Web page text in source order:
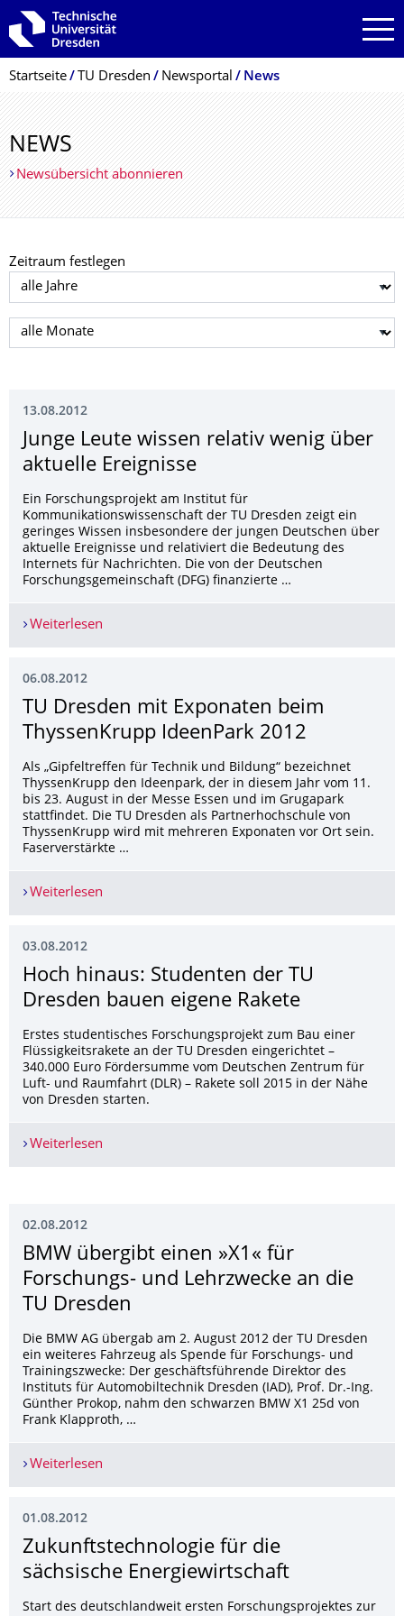
Zur Hauptnavigation springen
Zur Suche springen
Zum Inhalt springen
Breadcrumb-Menü
Startseite TU Dresden Newsportal News
NEWS
Newsübersicht abonnieren
Zeitraum festlegen
Jahr auswählen
Monat auswählen
13.08.2012
Junge Leute wissen relativ wenig über
aktuelle Ereignisse
Ein Forschungsprojekt am Institut für
Kommunikationswissenschaft der TU Dresden zeigt ein
geringes Wissen insbesondere der jungen Deutschen über
aktuelle Ereignisse und relativiert die Bedeutung des
Internets für Nachrichten. Die von der Deutschen
Forschungsgemeinschaft (DFG) finanzierte …
Weiterlesen
06.08.2012
TU Dresden mit Exponaten beim
ThyssenKrupp IdeenPark 2012
Als „Gipfeltreffen für Technik und Bildung“ bezeichnet
ThyssenKrupp den Ideenpark, der in diesem Jahr vom 11.
bis 23. August in der Messe Essen und im Grugapark
stattfindet. Die TU Dresden als Partnerhochschule von
ThyssenKrupp wird mit mehreren Exponaten vor Ort sein.
Faserverstärkte …
Weiterlesen
03.08.2012
Hoch hinaus: Studenten der TU
Dresden bauen eigene Rakete
Erstes studentisches Forschungsprojekt zum Bau einer
Flüssigkeitsrakete an der TU Dresden eingerichtet –
340.000 Euro Fördersumme vom Deutschen Zentrum für
Luft- und Raumfahrt (DLR) – Rakete soll 2015 in der Nähe
von Dresden starten.
Weiterlesen
02.08.2012
BMW übergibt einen »X1« für
Forschungs- und Lehrzwecke an die
TU Dresden
Die BMW AG übergab am 2. August 2012 der TU Dresden
ein weiteres Fahrzeug als Spende für Forschungs- und
Trainingszwecke: Der geschäftsführende Direktor des
Instituts für Automobiltechnik Dresden (IAD), Prof. Dr.-Ing.
Günther Prokop, nahm den schwarzen BMW X1 25d von
Frank Klapproth, …
Weiterlesen
01.08.2012
Zukunftstechnolo­gie für die
sächsische Energiewirtschaft
Start des deutschlandweit ersten Forschungsprojektes zur